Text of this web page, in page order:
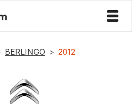
BERLINGO 2012